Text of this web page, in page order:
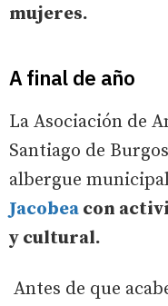
mujeres.
A final de año
La Asociación de
Santiago de
albergue
Jacobea con
y cultural.
Antes de que